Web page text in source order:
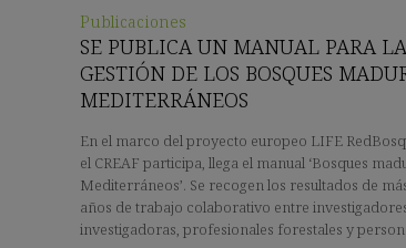
Publicaciones
SE PUBLICA UN MANUAL PARA LA
GESTIÓN DE LOS BOSQUES
MEDITERRÁNEOS
En el marco del proyecto europeo LIFE
el CREAF participa, llega el manual ‘Bosques
Mediterráneos’. Se recogen los resultados de
años de trabajo colaborativo entre
investigadoras, profesionales forestales y